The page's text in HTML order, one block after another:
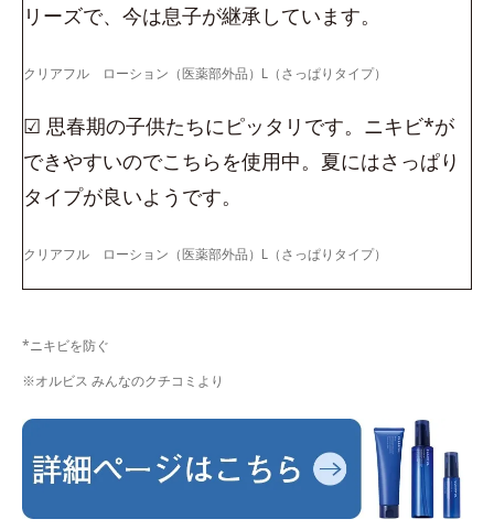
リーズで、今は息子が継承しています。
クリアフル ローション（医薬部外品）L（さっぱりタイプ）
☑ 思春期の子供たちにピッタリです。ニキビ*が
できやすいのでこちらを使用中。夏にはさっぱり
タイプが良いようです。
クリアフル ローション（医薬部外品）L（さっぱりタイプ）
*ニキビを防ぐ
※オルビス みんなのクチコミより